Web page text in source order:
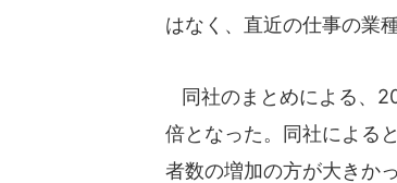
はなく、直近の仕事の業
同社のまとめによる、
倍となった。同社による
者数の増加の方が大きか